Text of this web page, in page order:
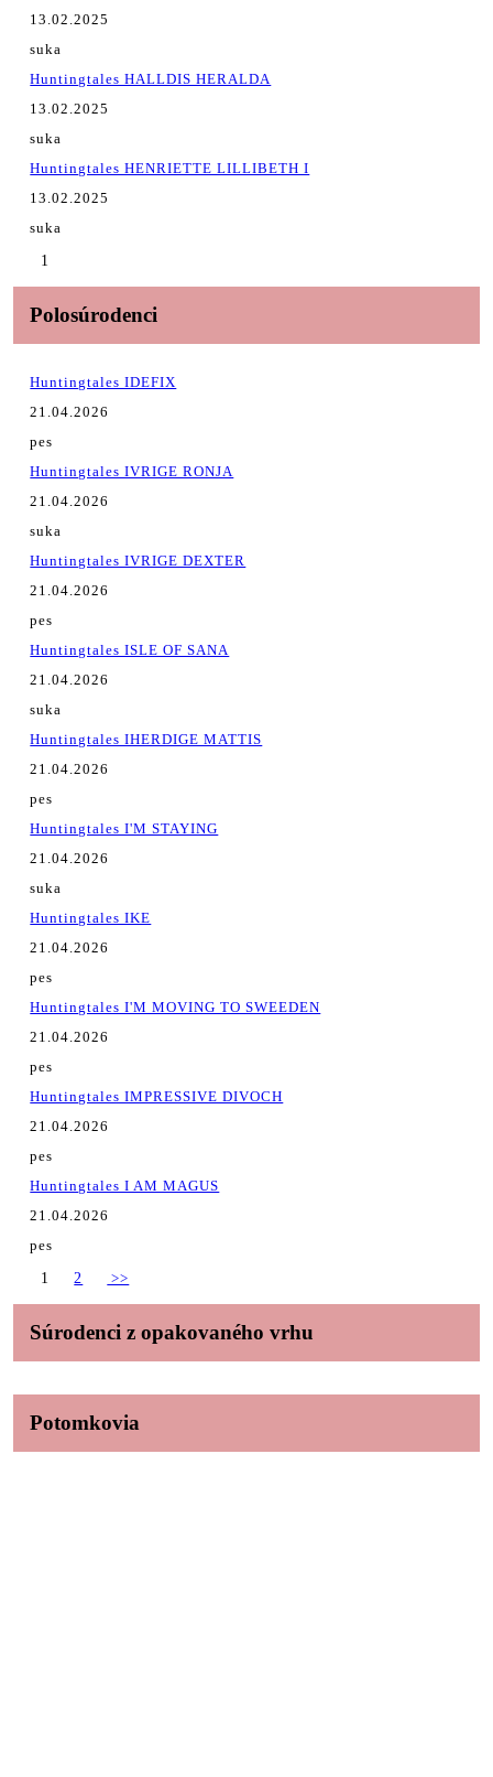
13.02.2025
suka
Huntingtales HALLDIS HERALDA
13.02.2025
suka
Huntingtales HENRIETTE LILLIBETH I
13.02.2025
suka
1
Polosúrodenci
Huntingtales IDEFIX
21.04.2026
pes
Huntingtales IVRIGE RONJA
21.04.2026
suka
Huntingtales IVRIGE DEXTER
21.04.2026
pes
Huntingtales ISLE OF SANA
21.04.2026
suka
Huntingtales IHERDIGE MATTIS
21.04.2026
pes
Huntingtales I'M STAYING
21.04.2026
suka
Huntingtales IKE
21.04.2026
pes
Huntingtales I'M MOVING TO SWEEDEN
21.04.2026
pes
Huntingtales IMPRESSIVE DIVOCH
21.04.2026
pes
Huntingtales I AM MAGUS
21.04.2026
pes
1
2 >>
Súrodenci z opakovaného vrhu
Potomkovia